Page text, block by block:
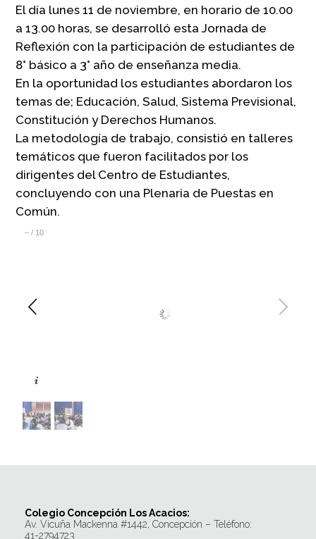
El día lunes 11 de noviembre, en horario de 10.00
a 13.00 horas, se desarrolló esta Jornada de
Reflexión con la participación de estudiantes de
8° básico a 3° año de enseñanza media.
En la oportunidad los estudiantes abordaron los
temas de; Educación, Salud, Sistema Previsional,
Constitución y Derechos Humanos.
La metodología de trabajo, consistió en talleres
temáticos que fueron facilitados por los
dirigentes del Centro de Estudiantes,
concluyendo con una Plenaria de Puestas en
Común.
– / 10
Colegio Concepción Los Acacios:
Av. Vicuña Mackenna #1442, Concepción – Teléfono:
41-2794723